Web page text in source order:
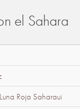
el Sahara
Roja Saharaui